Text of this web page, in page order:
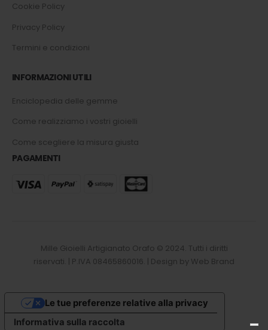
Cookie Policy
Privacy Policy
Termini e condizioni
INFORMAZIONI UTILI
Enciclopedia delle gemme
Come realizziamo i vostri gioielli
Come scegliere la misura giusta
PAGAMENTI
Mille Gioielli Artigianato Orafo © 2024. Tutti i diritti
riservati. | P.IVA 08465860016. | Design by Web Brand
Informativa sulla raccolta
Le tue preferenze relative alla privacy